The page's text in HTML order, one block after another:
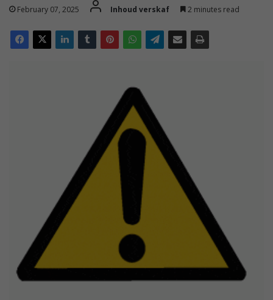
February 07, 2025 Inhoud verskaf 2 minutes read